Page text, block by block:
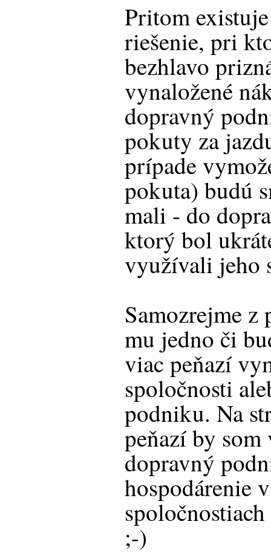
Pritom
riešenie, pri
bezhlavo
vynaložené
dopravný
pokuty za
prípade
pokuta) budú
mali - do
ktorý bol
využívali jeho
Samozrejme z
mu jedno či
viac peňazí
spoločnosti
podniku. Na
peňazí by
dopravný
hospodárenie
;-)